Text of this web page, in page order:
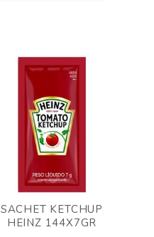
SACHET KETCHUP
HEINZ 144X7GR